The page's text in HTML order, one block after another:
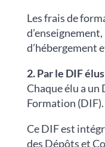
Les frais de
d’hébergement
2. Par le DIF élus
Chaque élu a
Formation (DIF).
Ce DIF est
des Dépôts et